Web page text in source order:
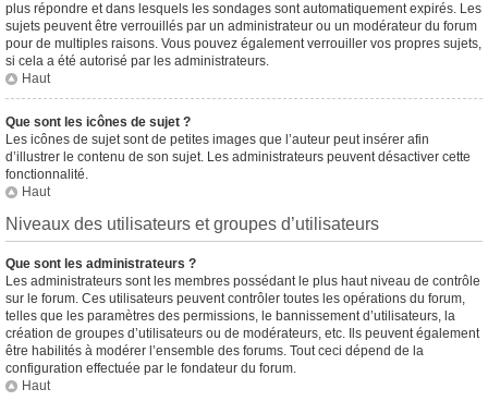
plus répondre et dans lesquels les sondages sont automatiquement expirés. Les
sujets peuvent être verrouillés par un administrateur ou un modérateur du forum
pour de multiples raisons. Vous pouvez également verrouiller vos propres sujets,
si cela a été autorisé par les administrateurs.
Haut
Que sont les icônes de sujet ?
Les icônes de sujet sont de petites images que l’auteur peut insérer afin
d’illustrer le contenu de son sujet. Les administrateurs peuvent désactiver cette
fonctionnalité.
Haut
Niveaux des utilisateurs et groupes d’utilisateurs
Que sont les administrateurs ?
Les administrateurs sont les membres possédant le plus haut niveau de contrôle
sur le forum. Ces utilisateurs peuvent contrôler toutes les opérations du forum,
telles que les paramètres des permissions, le bannissement d’utilisateurs, la
création de groupes d’utilisateurs ou de modérateurs, etc. Ils peuvent également
être habilités à modérer l’ensemble des forums. Tout ceci dépend de la
configuration effectuée par le fondateur du forum.
Haut